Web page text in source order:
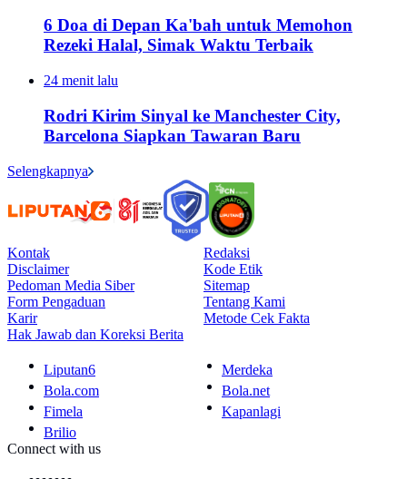
6 Doa di Depan Ka'bah untuk Memohon
Rezeki Halal, Simak Waktu Terbaik
24 menit lalu
Rodri Kirim Sinyal ke Manchester City,
Barcelona Siapkan Tawaran Baru
Selengkapnya
Kontak
Redaksi
Disclaimer
Kode Etik
Pedoman Media Siber
Sitemap
Form Pengaduan
Tentang Kami
Karir
Metode Cek Fakta
Hak Jawab dan Koreksi Berita
Liputan6
Merdeka
Bola.com
Bola.net
Fimela
Kapanlagi
Brilio
Connect with us